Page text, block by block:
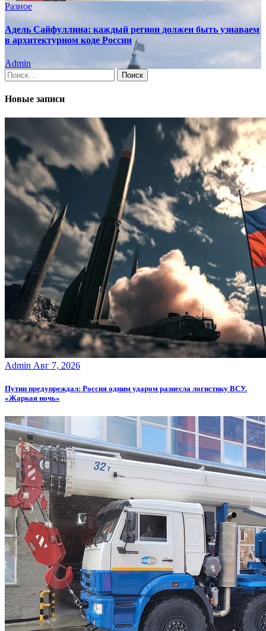
Разное
Адель Сайфуллина: каждый регион должен быть узнаваем
в архитектурном коде России
Admin
Найти:
Новые записи
Admin Авг 7, 2026
Путин предупреждал: Россия одним ударом разнесла логистику ВСУ.
«Жаркая ночь»